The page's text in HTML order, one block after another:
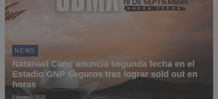
NEWS
Natanael Cano anuncia segunda fecha en el
Estadio GNP Seguros tras lograr sold out en
horas
5 August 2026